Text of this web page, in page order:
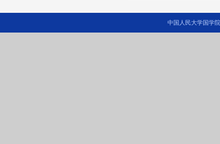
中国人民大学国学